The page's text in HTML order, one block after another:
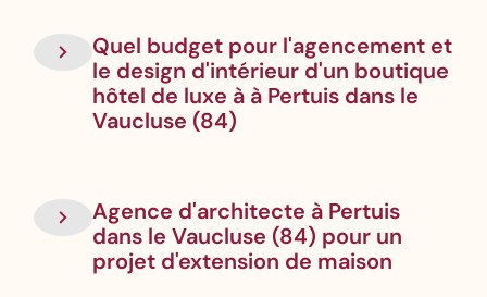
Quel budget pour l'agencement et
le design d'intérieur d'un boutique
hôtel de luxe à à Pertuis dans le
Vaucluse (84)
Agence d'architecte à Pertuis
dans le Vaucluse (84) pour un
projet d'extension de maison